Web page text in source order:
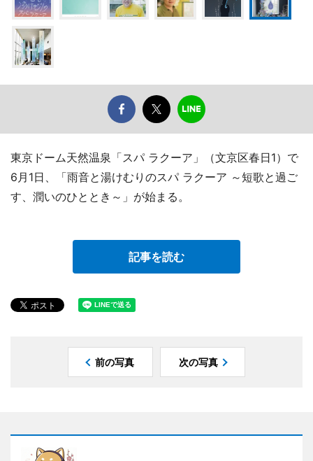
東京ドーム天然温泉「スパ ラクーア」（文京区春日1）で
6月1日、「雨音と湯けむりのスパ ラクーア ～短歌と過ご
す、潤いのひととき～」が始まる。
記事を読む
前の写真 次の写真